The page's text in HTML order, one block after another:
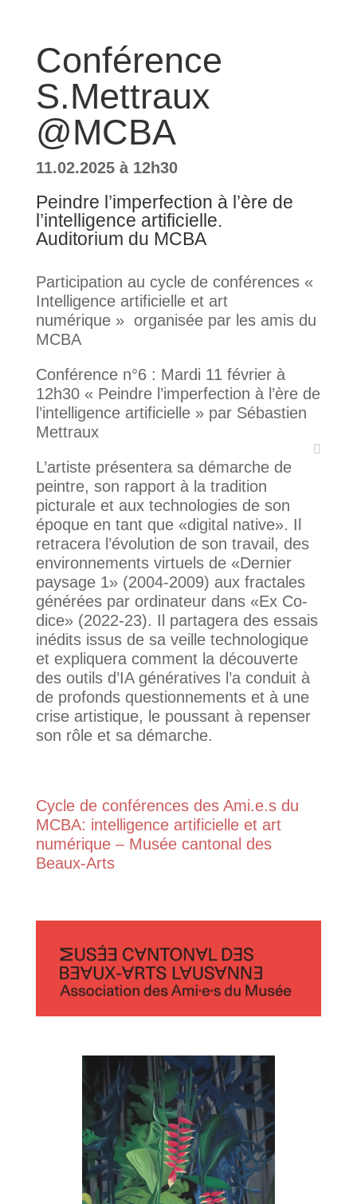
Conférence
S.Mettraux
@MCBA
11.02.2025 à 12h30
Peindre l’imperfection à l’ère de
l’intelligence artificielle.
Auditorium du MCBA
Participation au cycle de conférences «
Intelligence artificielle et art
numérique » organisée par les amis du
MCBA
Conférence n°6 : Mardi 11 février à
12h30 « Peindre l’imperfection à l’ère de
l’intelligence artificielle » par Sébastien
Mettraux
L’artiste présentera sa démarche de
peintre, son rapport à la tradition
picturale et aux technologies de son
époque en tant que «digital native». Il
retracera l’évolution de son travail, des
environnements virtuels de «Dernier
paysage 1» (2004-2009) aux fractales
générées par ordinateur dans «Ex Co-
dice» (2022-23). Il partagera des essais
inédits issus de sa veille technologique
et expliquera comment la découverte
des outils d’IA génératives l’a conduit à
de profonds questionnements et à une
crise artistique, le poussant à repenser
son rôle et sa démarche.
Cycle de conférences des Ami.e.s du
MCBA: intelligence artificielle et art
numérique – Musée cantonal des
Beaux-Arts